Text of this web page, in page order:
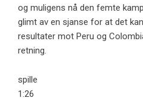
og muligens nå den femte
glimt av en sjanse for at det
resultater mot Peru og
retning.
spille
1:26